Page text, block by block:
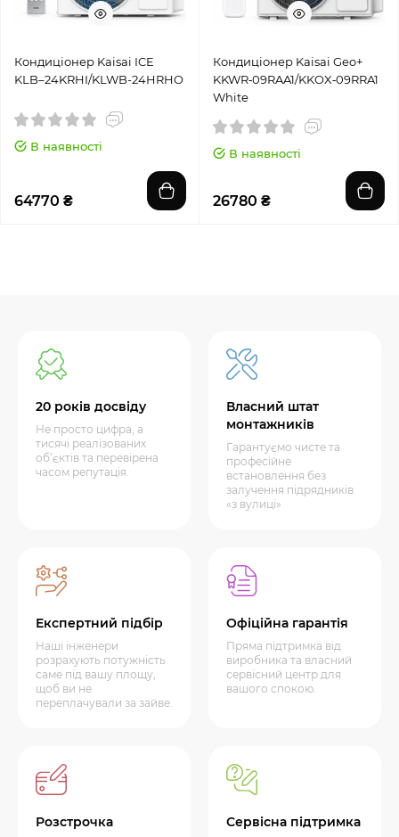
Кондиціонер Kaisai ICE
KLB–24KRHI/KLWB-24HRHO
В наявності
64770 ₴
Кондиціонер Kaisai Geo+
KKWR‑09RAA1/KKOX‑09RRA1
White
В наявності
26780 ₴
20 років досвіду
Не просто цифра, а
тисячі реалізованих
об’єктів та перевірена
часом репутація.
Власний штат
монтажників
Гарантуємо чисте та
професійне
встановлення без
залучення підрядників
«з вулиці»
Експертний підбір
Наші інженери
розрахують потужність
саме під вашу площу,
щоб ви не
переплачували за зайве.
Офіційна гарантія
Пряма підтримка від
виробника та власний
сервісний центр для
вашого спокою.
Розстрочка Сервісна підтримка